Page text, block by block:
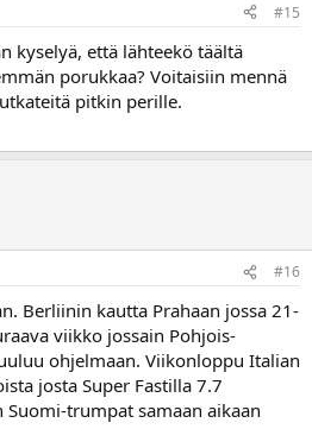
#15
kyselyä, että lähteekö täältä
porukkaa? Voitaisiin mennä
pitkin perille.
#16
Berliinin kautta Prahaan jossa 21-
viikko jossain Pohjois-
ohjelmaan. Viikonloppu Italian
josta Super Fastilla 7.7
trumpat samaan aikaan